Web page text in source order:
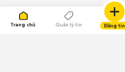
Trang chủ Quản lý tin Đăng tin